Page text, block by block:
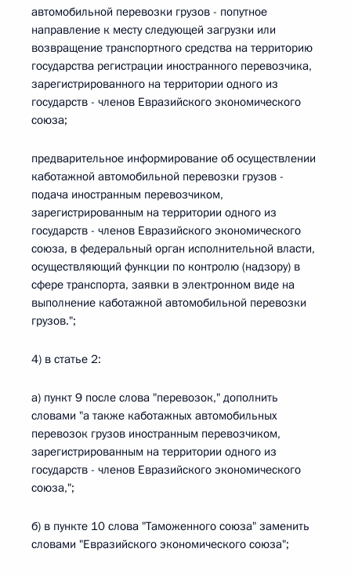
автомобильной перевозки грузов - попутное
направление к месту следующей загрузки или
возвращение транспортного средства на территорию
государства регистрации иностранного перевозчика,
зарегистрированного на территории одного из
государств - членов Евразийского экономического
союза;
предварительное информирование об осуществлении
каботажной автомобильной перевозки грузов -
подача иностранным перевозчиком,
зарегистрированным на территории одного из
государств - членов Евразийского экономического
союза, в федеральный орган исполнительной власти,
осуществляющий функции по контролю (надзору) в
сфере транспорта, заявки в электронном виде на
выполнение каботажной автомобильной перевозки
грузов.";
4) в статье 2:
а) пункт 9 после слова "перевозок," дополнить
словами "а также каботажных автомобильных
перевозок грузов иностранным перевозчиком,
зарегистрированным на территории одного из
государств - членов Евразийского экономического
союза,";
б) в пункте 10 слова "Таможенного союза" заменить
словами "Евразийского экономического союза";